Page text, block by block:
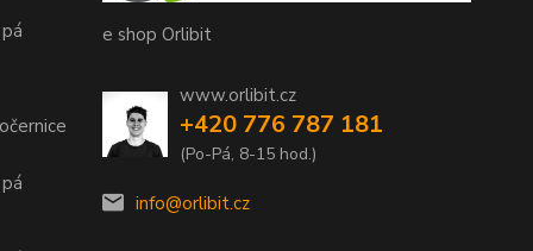
e shop Orlibit
www.orlibit.cz
+420 776 787 181
(Po-Pá, 8-15 hod.)
info@orlibit.cz